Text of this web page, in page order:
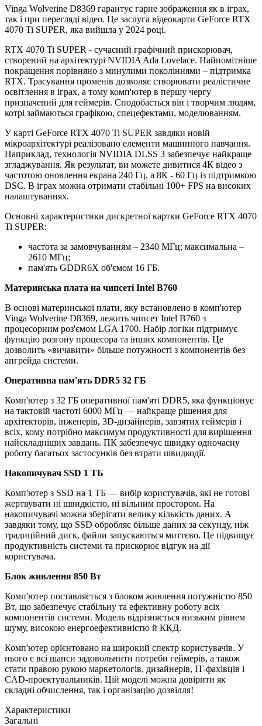
Vinga Wolverine D8369 гарантує гарне зображення як в іграх,
так і при перегляді відео. Це заслуга відеокарти GeForce RTX
4070 Ti SUPER, яка вийшла у 2024 році.
RTX 4070 Ti SUPER - сучасний графічний прискорювач,
створений на архітектурі NVIDIA Ada Lovelace. Найпомітніше
покращення порівняно з минулими поколіннями – підтримка
RTX. Трасування променів дозволяє створювати реалістичне
освітлення в іграх, а тому комп'ютер в першу чергу
призначений для геймерів. Сподобається він і творчим людям,
котрі займаються графікою, спецефектами, моделюванням.
У карті GeForce RTX 4070 Ti SUPER завдяки новій
мікроархітектурі реалізовано елементи машинного навчання.
Наприклад, технологія NVIDIA DLSS 3 забезпечує найкраще
згладжування. Як результат, ви можете дивитися 4К відео з
частотою оновлення екрана 240 Гц, а 8К - 60 Гц із підтримкою
DSC. В іграх можна отримати стабільні 100+ FPS на високих
налаштуваннях.
Основні характеристики дискретної картки GeForce RTX 4070
Ti SUPER:
частота за замовчуванням – 2340 МГц; максимальна –
2610 МГц;
пам'ять GDDR6X об'ємом 16 ГБ.
Материнська плата на чипсеті Intel B760
В основі материнської плати, яку встановлено в комп'ютер
Vinga Wolverine D8369, лежить чипсет Intel B760 з
процесорним роз'ємом LGA 1700. Набір логіки підтримує
функцію розгону процесора та інших компонентів. Це
дозволить «вичавити» більше потужності з компонентів без
апгрейда системи.
Оперативна пам'ять DDR5 32 ГБ
Комп'ютер з 32 ГБ оперативної пам'яті DDR5, яка функціонує
на тактовій частоті 6000 МГц — найкраще рішення для
архітекторів, інженерів, 3D-дизайнерів, завзятих геймерів і
всіх, кому потрібно максимум продуктивності для вирішення
найскладніших завдань. ПК забезпечує швидку одночасну
роботу багатьох застосунків без втрати швидкодії.
Накопичувач SSD 1 ТБ
Комп'ютер з SSD на 1 ТБ — вибір користувачів, які не готові
жертвувати ні швидкістю, ні вільним простором. На
накопичувачі можна зберігати велику кількість даних. А
завдяки тому, що SSD обробляє більше даних за секунду, ніж
традиційний диск, файли запускаються миттєво. Це підвищує
продуктивність системи та прискорює відгук на дії
користувача.
Блок живлення 850 Вт
Комп'ютер поставляється з блоком живлення потужністю 850
Вт, що забезпечує стабільну та ефективну роботу всіх
компонентів системи. Модель відрізняється низьким рівнем
шуму, високою енергоефективністю й ККД.
Комп'ютер орієнтовано на широкий спектр користувачів. У
нього є всі шанси задовольнити потреби геймерів, а також
стати правою рукою маркетологів, дизайнерів, IT-фахівців і
CAD-проектувальників. Цій моделі можна довірити як
складні обчислення, так і організацію дозвілля!
Характеристики
Загальні